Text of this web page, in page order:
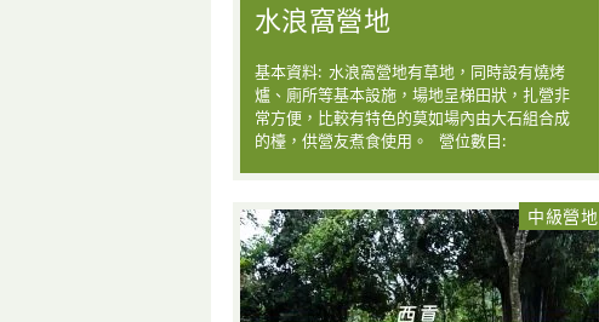
水浪窩營地
基本資料: 水浪窩營地有草地，同時設有燒烤
爐、廁所等基本設施，場地呈梯田狀，扎營非
常方便，比較有特色的莫如場內由大石組合成
的檯，供營友煮食使用。 營位數目:
中級營地